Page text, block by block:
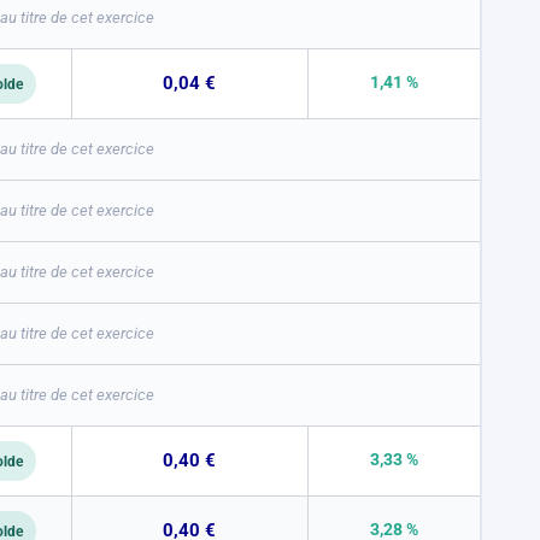
titre de cet exercice
0,04 € 1,41 %
titre de cet exercice
titre de cet exercice
titre de cet exercice
titre de cet exercice
titre de cet exercice
0,40 € 3,33 %
0,40 € 3,28 %